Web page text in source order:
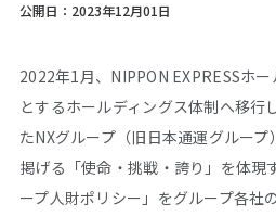
公開日： 2023年12月01日
2022年1月、NIPPON EXPRESSホ
とするホールディングス体制へ移行
たNXグループ（旧日本通運グルー
掲げる「使命・挑戦・誇り」を体現
ープ人財ポリシー」をグループ各社